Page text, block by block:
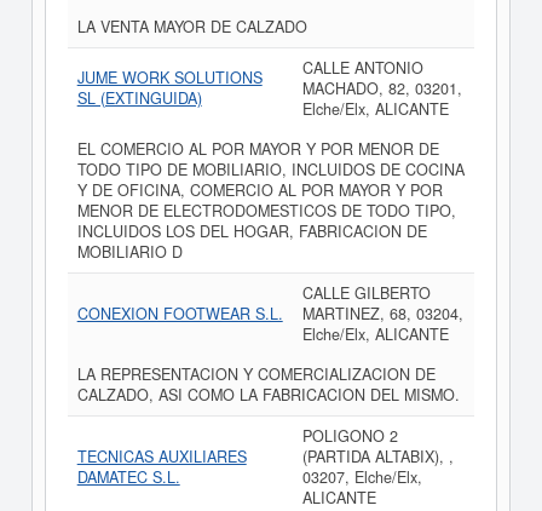
LA VENTA MAYOR DE CALZADO
JUME WORK SOLUTIONS
SL (EXTINGUIDA)
CALLE ANTONIO
MACHADO, 82, 03201,
Elche/Elx, ALICANTE
EL COMERCIO AL POR MAYOR Y POR MENOR DE
TODO TIPO DE MOBILIARIO, INCLUIDOS DE COCINA
Y DE OFICINA, COMERCIO AL POR MAYOR Y POR
MENOR DE ELECTRODOMESTICOS DE TODO TIPO,
INCLUIDOS LOS DEL HOGAR, FABRICACION DE
MOBILIARIO D
CONEXION FOOTWEAR S.L.
CALLE GILBERTO
MARTINEZ, 68, 03204,
Elche/Elx, ALICANTE
LA REPRESENTACION Y COMERCIALIZACION DE
CALZADO, ASI COMO LA FABRICACION DEL MISMO.
TECNICAS AUXILIARES
DAMATEC S.L.
POLIGONO 2
(PARTIDA ALTABIX), ,
03207, Elche/Elx,
ALICANTE